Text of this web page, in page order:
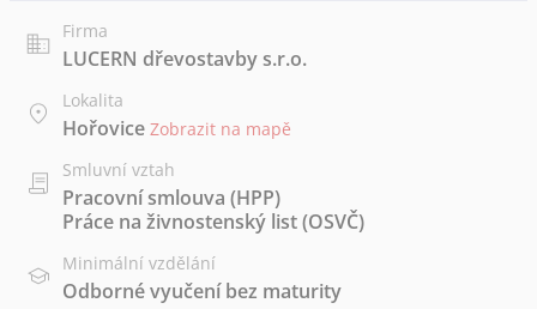
Firma
LUCERN dřevostavby s.r.o.
Lokalita
Hořovice Zobrazit na mapě
Smluvní vztah
Pracovní smlouva (HPP)
Práce na živnostenský list (OSVČ)
Minimální vzdělání
Odborné vyučení bez maturity